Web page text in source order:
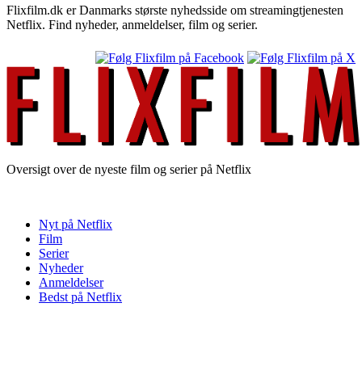
Flixfilm.dk er Danmarks største nyhedsside om streamingtjenesten
Netflix. Find nyheder, anmeldelser, film og serier.
Oversigt over de nyeste film og serier på Netflix
Nyt på Netflix
Film
Serier
Nyheder
Anmeldelser
Bedst på Netflix